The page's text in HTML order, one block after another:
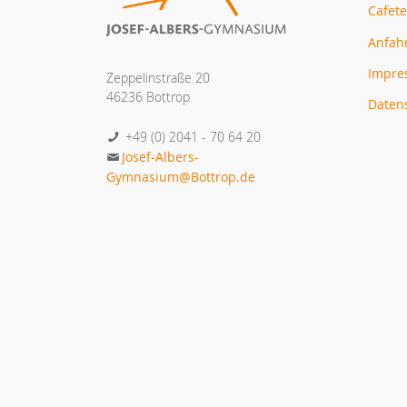
Zeppelinstraße 20
46236 Bottrop
+49 (0) 2041 - 70 64 20
Josef-Albers-
Gymnasium@Bottrop.de